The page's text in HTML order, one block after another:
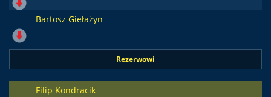
Bartosz Giełażyn
Rezerwowi
Filip Kondracik